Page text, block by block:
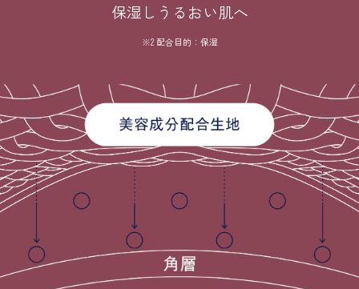
保湿しうるおい肌へ
※2 配合目的：保湿